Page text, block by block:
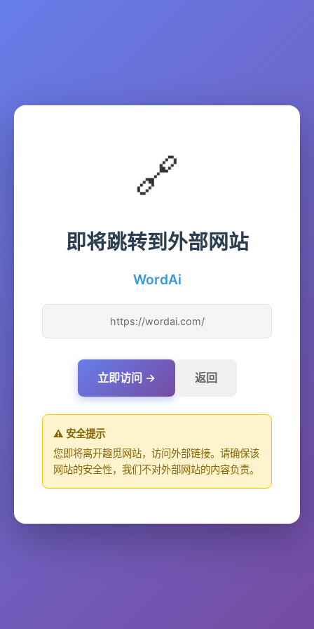
🔗
即将跳转到外部网站
WordAi
https://wordai.com/
立即访问 → 返回
⚠️ 安全提示
您即将离开趣觅网站，访问外部链接。请确保该
网站的安全性，我们不对外部网站的内容负责。